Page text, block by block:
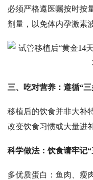
必须严格遵医嘱按时按
剂量，以免体内孕激素
手机闹钟提醒用药。用
正常反应，若出现褐色
慌，及时联系医生即可
（超过月经量）、严重
孕等异常。
三、 吃对营养：遵循“
移植后的饮食并非大补
改变饮食习惯或大量进
科学做法：饮食请牢记“
多优质蛋白：鱼肉、瘦